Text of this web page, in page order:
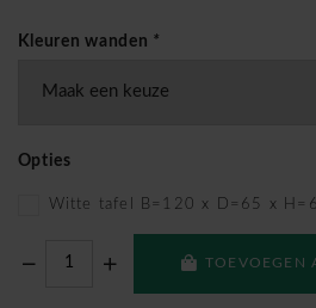
Kleuren wanden *
Opties
Witte tafel B=120 x D=65 x
TOEVOEGEN